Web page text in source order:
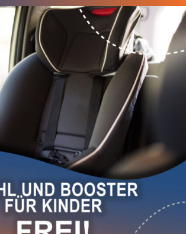
UNTRASLADO?
HABLAPOR CHAT